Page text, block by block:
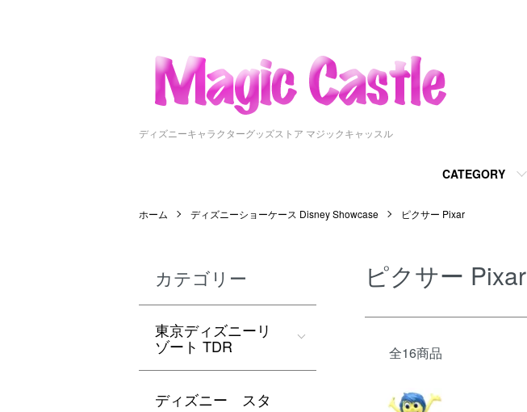
ディズニーキャラクターグッズストア マジックキャッスル
CATEGORY
ホーム ディズニーショーケース Disney Showcase ピクサー Pixar
ピクサー Pixar
全16商品
カテゴリー
東京ディズニーリ
ゾート TDR
ディズニー スタ